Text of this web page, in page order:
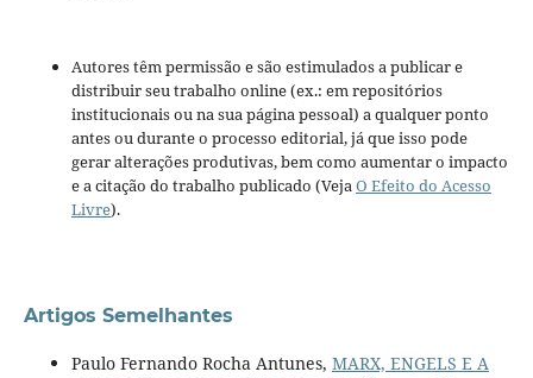
Autores têm permissão e são estimulados a publicar e
distribuir seu trabalho online (ex.: em repositórios
institucionais ou na sua página pessoal) a qualquer ponto
antes ou durante o processo editorial, já que isso pode
gerar alterações produtivas, bem como aumentar o impacto
e a citação do trabalho publicado (Veja O Efeito do Acesso
Livre).
Artigos Semelhantes
Paulo Fernando Rocha Antunes, MARX, ENGELS E A